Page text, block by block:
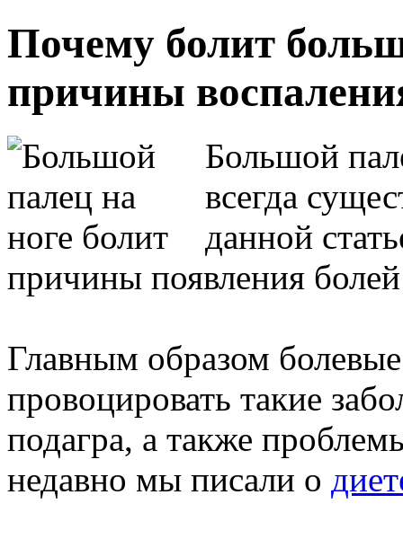
Почему болит
причины
Большой
всегда
данной
причины появления
Главным образом
провоцировать такие
подагра, а также
недавно мы писали о